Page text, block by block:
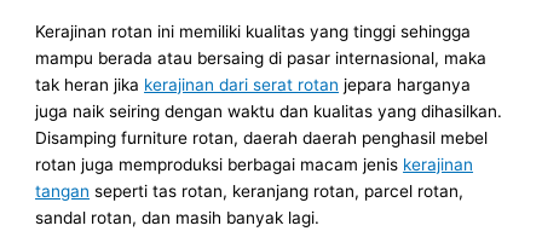
Kerajinan rotan ini memiliki kualitas yang tinggi sehingga
mampu berada atau bersaing di pasar internasional, maka
tak heran jika kerajinan dari serat rotan jepara harganya
juga naik seiring dengan waktu dan kualitas yang dihasilkan.
Disamping furniture rotan, daerah daerah penghasil mebel
rotan juga memproduksi berbagai macam jenis kerajinan
tangan seperti tas rotan, keranjang rotan, parcel rotan,
sandal rotan, dan masih banyak lagi.